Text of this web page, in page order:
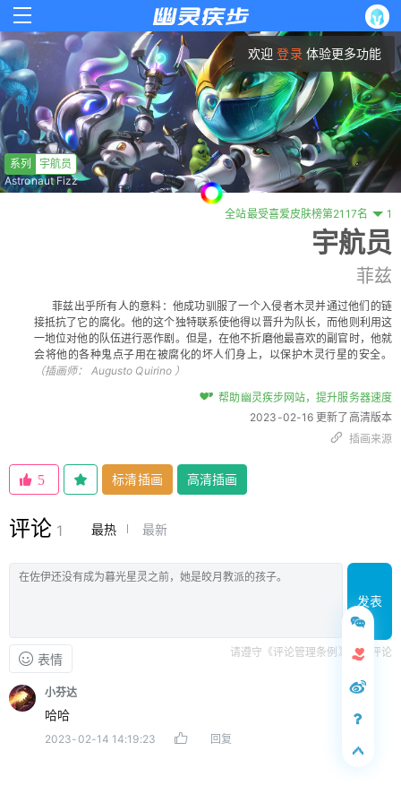
欢迎 登录 体验更多功能
Astronaut Fizz
系列 宇航员
1
全站最受喜爱皮肤榜第2117名
宇航员
菲兹
菲兹出乎所有人的意料：他成功驯服了一个入侵者木灵并通过他们的链
接抵抗了它的腐化。他的这个独特联系使他得以晋升为队长，而他则利用这
一地位对他的队伍进行恶作剧。但是，在他不折磨他最喜欢的副官时，他就
会将他的各种鬼点子用在被腐化的坏人们身上，以保护木灵行星的安全。
（插画师： Augusto Quirino ）
帮助幽灵疾步网站，提升服务器速度
2023-02-16 更新了高清版本
插画来源
5 标清插画 高清插画
评论 1 最热 最新
发表
表情 请遵守《评论管理条例》文明评论
小芬达
哈哈
2023-02-14 14:19:23 回复